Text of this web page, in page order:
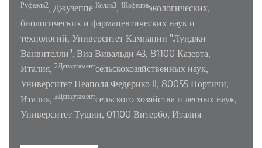
Руфаэль2, Джузеппе Колла3, 1Кафедраэкологических,
биологических и фармацевтических наук и
технологий, Университет Кампании "Луиджи
Ванвителли", Виа Вивальди 43, 81100 Казерта,
Италия, 2Департаментсельскохозяйственных наук,
Университет Неаполя Федерико II, 80055 Портичи,
Италия, 3Департаментсельского хозяйства и лесных наук,
Университет Тушии, 01100 Витербо, Италия